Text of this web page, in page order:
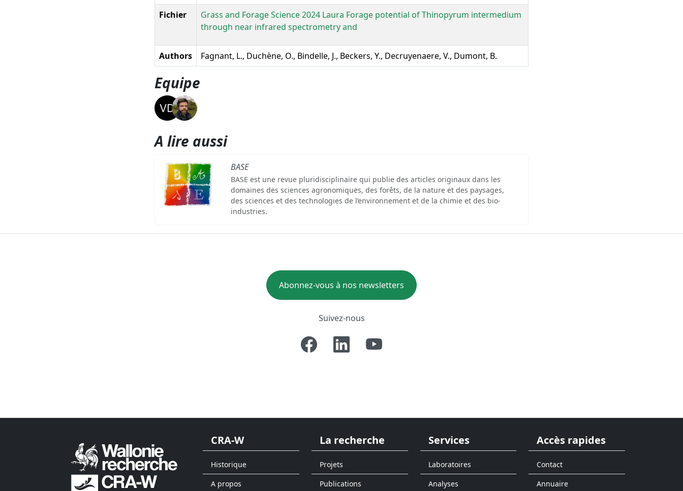
Fichier
Grass and Forage Science 2024 Laura Forage potential of Thinopyrum intermedium
through near infrared spectrometry and
Authors Fagnant, L., Duchène, O., Bindelle, J., Beckers, Y., Decruyenaere, V., Dumont, B.
Equipe
A lire aussi
BASE
BASE est une revue pluridisciplinaire qui publie des articles originaux dans les
domaines des sciences agronomiques, des forêts, de la nature et des paysages,
des sciences et des technologies de l’environnement et de la chimie et des bio-
industries.
Abonnez-vous à nos newsletters
Suivez-nous
CRA-W
Historique
A propos
La recherche
Projets
Publications
Services
Laboratoires
Analyses
Accès rapides
Contact
Annuaire